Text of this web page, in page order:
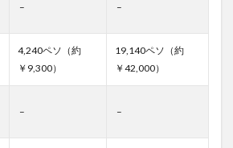
– –
4,240ペソ（約
￥9,300）
19,140ペソ（約
￥42,000）
– –